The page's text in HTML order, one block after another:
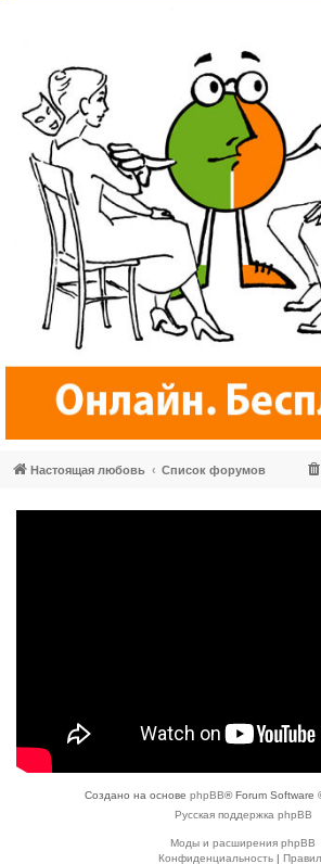
Настоящая любовь Список форумов
Создано на основе phpBB® Forum Software
Русская поддержка phpBB
Моды и расширения phpBB
Конфиденциальность|